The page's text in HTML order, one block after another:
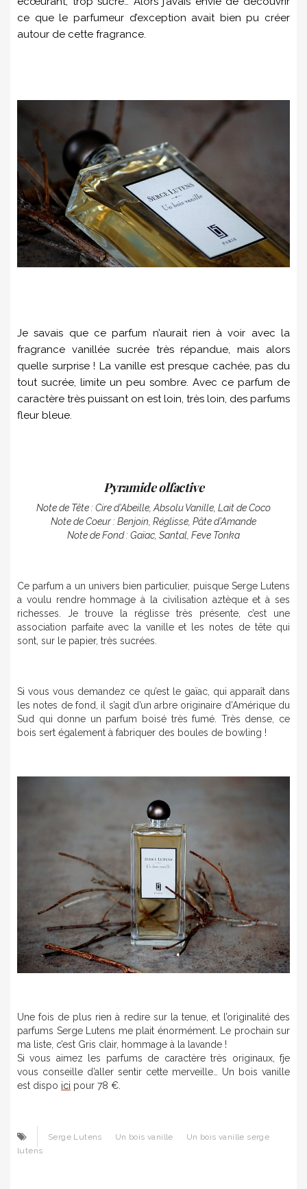
ce que le parfumeur d’exception avait bien pu créer
autour de cette fragrance.
Je savais que ce parfum n’aurait rien à voir avec la
fragrance vanillée sucrée très répandue, mais alors
quelle surprise ! La vanille est presque cachée, pas du
tout sucrée, limite un peu sombre. Avec ce parfum de
caractère très puissant on est loin, très loin, des parfums
fleur bleue.
Pyramide olfactive
Note de Tête :Cire d’Abeille, Absolu Vanille, Lait de Coco
Note de Coeur :Benjoin, Réglisse, Pâte d’Amande
Note de Fond :Gaïac, Santal, Feve Tonka
Ce parfum a un univers bien particulier, puisque Serge Lutens
a voulu rendre hommage à la civilisation aztèque et à ses
richesses. Je trouve la réglisse très présente, c’est une
association parfaite avec la vanille et les notes de tête qui
sont, sur le papier, très sucrées.
Si vous vous demandez ce qu’est le gaïac, qui apparaît dans
les notes de fond, il s’agit d’un arbre originaire d’Amérique du
Sud qui donne un parfum boisé très fumé. Très dense, ce
bois sert également à fabriquer des boules de bowling !
Une fois de plus rien à redire sur la tenue, et l’originalité des
parfums Serge Lutens me plait énormément. Le prochain sur
ma liste, c’est Gris clair, hommage à la lavande !
Si vous aimez les parfums de caractère très originaux, fje
vous conseille d’aller sentir cette merveille… Un bois vanille
est dispo ici pour 78 €.
Serge Lutens Un bois vanille
Un bois vanille serge
lutens